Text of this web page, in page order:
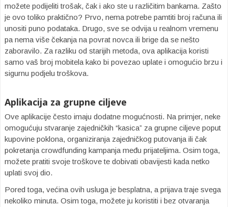
možete podijeliti trošak, čak i ako ste u različitim bankama. Zašto
je ovo toliko praktično? Prvo, nema potrebe pamtiti broj računa ili
unositi puno podataka. Drugo, sve se odvija u realnom vremenu
pa nema više čekanja na povrat novca ili brige da se nešto
zaboravilo. Za razliku od starijih metoda, ova aplikacija koristi
samo vaš broj mobitela kako bi povezao uplate i omogućio brzu i
sigurnu podjelu troškova.
Aplikacija za grupne ciljeve
Ove aplikacije često imaju dodatne mogućnosti. Na primjer, neke
omogućuju stvaranje zajedničkih “kasica” za grupne ciljeve poput
kupovine poklona, organiziranja zajedničkog putovanja ili čak
pokretanja crowdfunding kampanja među prijateljima. Osim toga,
možete pratiti svoje troškove te dobivati obavijesti kada netko
uplati svoj dio.
Pored toga, većina ovih usluga je besplatna, a prijava traje svega
nekoliko minuta. Osim toga, možete ju koristiti i bez otvaranja